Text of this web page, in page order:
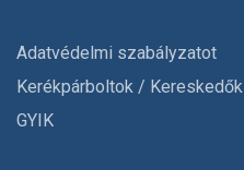
Adatvédelmi szabályzatot
Kerékpárboltok / Kereskedők
GYIK